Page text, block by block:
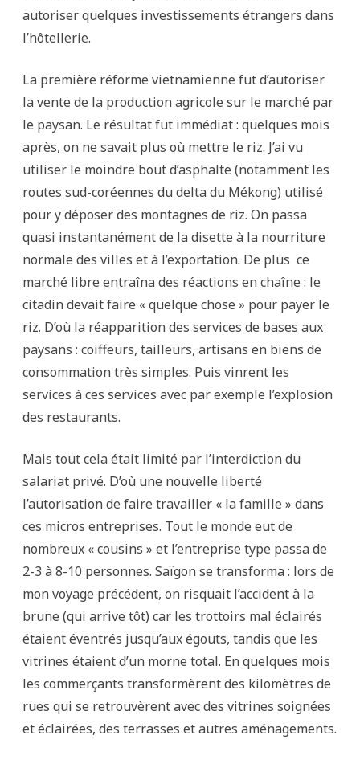
autoriser quelques investissements étrangers dans
l’hôtellerie.
La première réforme vietnamienne fut d’autoriser
la vente de la production agricole sur le marché par
le paysan. Le résultat fut immédiat : quelques mois
après, on ne savait plus où mettre le riz. J’ai vu
utiliser le moindre bout d’asphalte (notamment les
routes sud-coréennes du delta du Mékong) utilisé
pour y déposer des montagnes de riz. On passa
quasi instantanément de la disette à la nourriture
normale des villes et à l’exportation. De plus ce
marché libre entraîna des réactions en chaîne : le
citadin devait faire « quelque chose » pour payer le
riz. D’où la réapparition des services de bases aux
paysans : coiffeurs, tailleurs, artisans en biens de
consommation très simples. Puis vinrent les
services à ces services avec par exemple l’explosion
des restaurants.
Mais tout cela était limité par l’interdiction du
salariat privé. D’où une nouvelle liberté
l’autorisation de faire travailler « la famille » dans
ces micros entreprises. Tout le monde eut de
nombreux « cousins » et l’entreprise type passa de
2-3 à 8-10 personnes. Saïgon se transforma : lors de
mon voyage précédent, on risquait l’accident à la
brune (qui arrive tôt) car les trottoirs mal éclairés
étaient éventrés jusqu’aux égouts, tandis que les
vitrines étaient d’un morne total. En quelques mois
les commerçants transformèrent des kilomètres de
rues qui se retrouvèrent avec des vitrines soignées
et éclairées, des terrasses et autres aménagements.